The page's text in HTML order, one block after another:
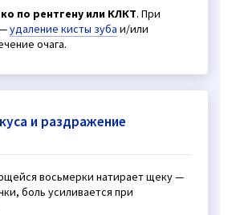
по рентгену или КЛКТ. При
удаление кисты зуба и/или
очага.
и раздражение
восьмерки натирает щеку —
боль усиливается при